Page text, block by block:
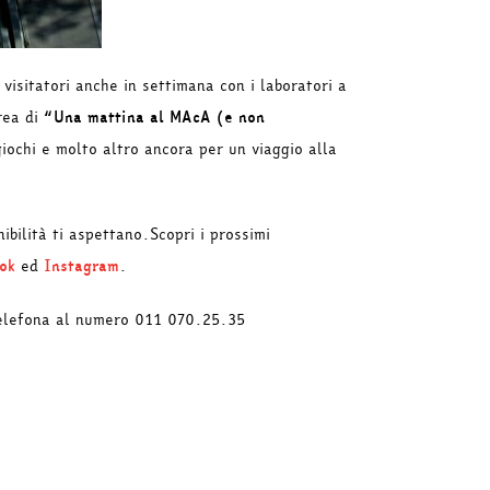
anche in settimana con i laboratori a
di “Una mattina al MAcA (e non
e molto altro ancora per un viaggio alla
ti aspettano.Scopri i prossimi
ed Instagram.
al numero 011 070.25.35